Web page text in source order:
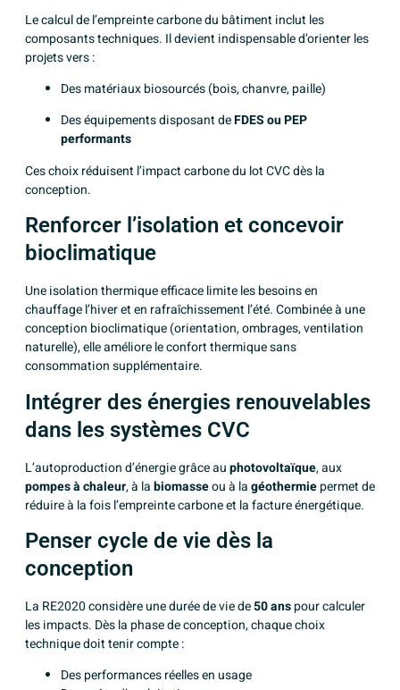
Le calcul de l’empreinte carbone du bâtiment inclut les
composants techniques. Il devient indispensable d’orienter les
projets vers :
Des matériaux biosourcés (bois, chanvre, paille)
Des équipements disposant deFDES ou PEP
performants
Ces choix réduisent l’impact carbone du lot CVC dès la
conception.
Renforcer l’isolation et concevoir
bioclimatique
Une isolation thermique efficace limite les besoins en
chauffage l’hiver et en rafraîchissement l’été. Combinée à une
conception bioclimatique (orientation, ombrages, ventilation
naturelle), elle améliore le confort thermique sans
consommation supplémentaire.
Intégrer des énergies renouvelables
dans les systèmes CVC
L’autoproduction d’énergie grâce auphotovoltaïque, aux
pompes à chaleur, à labiomasseou à lagéothermiepermet de
réduire à la fois l’empreinte carbone et la facture énergétique.
Penser cycle de vie dès la
conception
La RE2020 considère une durée de vie de50 anspour calculer
les impacts. Dès la phase de conception, chaque choix
technique doit tenir compte :
Des performances réelles en usage